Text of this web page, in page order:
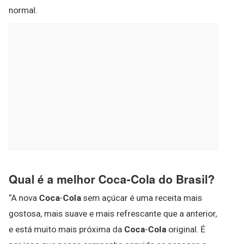
normal.
Qual é a melhor Coca-Cola do Brasil?
“A nova Coca-Cola sem açúcar é uma receita mais
gostosa, mais suave e mais refrescante que a anterior,
e está muito mais próxima da Coca-Cola original. É